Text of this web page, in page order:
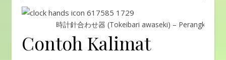
時計針合わせ器 (Tokeibari awaseki) – Perangkat
Contoh Kalimat